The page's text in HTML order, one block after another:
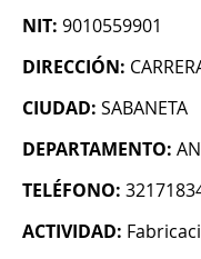
NIT: 9010559901
DIRECCIÓN:
CIUDAD: SABANETA
DEPARTAMENTO:
TELÉFONO:
ACTIVIDAD: